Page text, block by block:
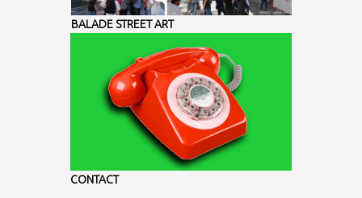
BALADE STREET ART
CONTACT